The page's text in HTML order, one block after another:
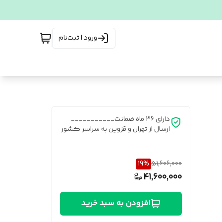
ورود | ثبت‌نام
دارای 36 ماه ضمانت___________
ارسال از تهران و قزوین به سراسر کشور
51,606,000
19%
41,600,000
افزودن به سبد خرید